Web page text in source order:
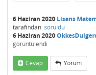
6 Haziran 2020 Lisans
tarafından soruldu
6 Haziran 2020
görüntülendi
Cevap Yorum